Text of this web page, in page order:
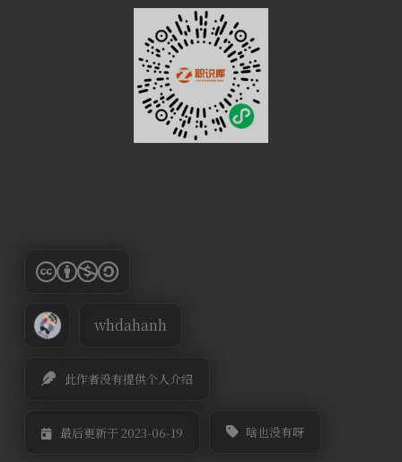
whdahanh
此作者没有提供个人介绍
最后更新于 2023-06-19 啥也没有呀